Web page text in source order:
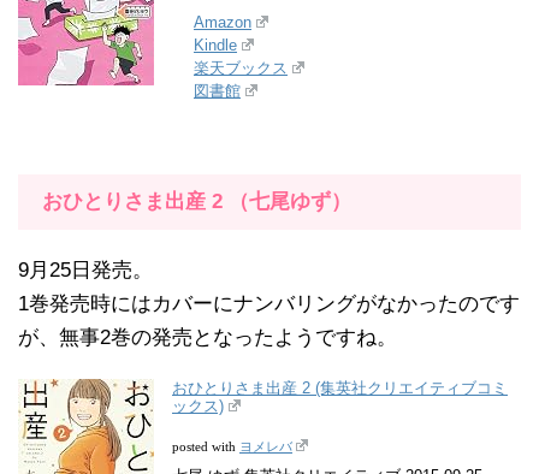
Amazon
Kindle
楽天ブックス
図書館
おひとりさま出産 2 （七尾ゆず）
9月25日発売。
1巻発売時にはカバーにナンバリングがなかったのです
が、無事2巻の発売となったようですね。
おひとりさま出産 2 (集英社クリエイティブコミ
ックス)
posted with ヨメレバ